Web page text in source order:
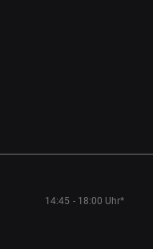
14:45 - 18:00 Uhr*